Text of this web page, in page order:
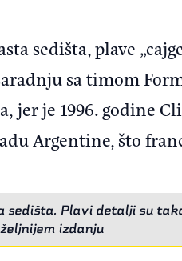
sedišta, plave
sa timom
jer je 1996. godine
Argentine, što
Plavi detalji su
izdanju